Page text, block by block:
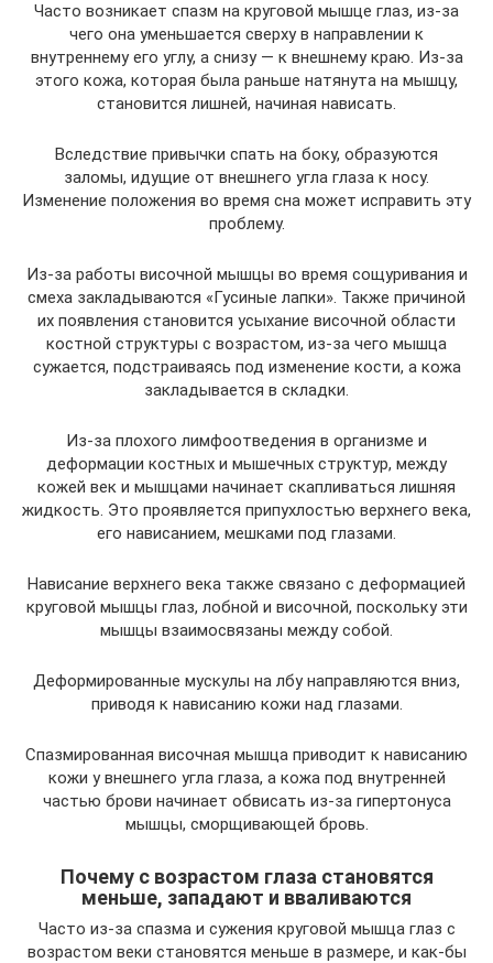
Часто возникает спазм на круговой мышце глаз, из-за
чего она уменьшается сверху в направлении к
внутреннему его углу, а снизу — к внешнему краю. Из-за
этого кожа, которая была раньше натянута на мышцу,
становится лишней, начиная нависать.
Вследствие привычки спать на боку, образуются
заломы, идущие от внешнего угла глаза к носу.
Изменение положения во время сна может исправить эту
проблему.
Из-за работы височной мышцы во время сощуривания и
смеха закладываются «Гусиные лапки». Также причиной
их появления становится усыхание височной области
костной структуры с возрастом, из-за чего мышца
сужается, подстраиваясь под изменение кости, а кожа
закладывается в складки.
Из-за плохого лимфоотведения в организме и
деформации костных и мышечных структур, между
кожей век и мышцами начинает скапливаться лишняя
жидкость. Это проявляется припухлостью верхнего века,
его нависанием, мешками под глазами.
Нависание верхнего века также связано с деформацией
круговой мышцы глаз, лобной и височной, поскольку эти
мышцы взаимосвязаны между собой.
Деформированные мускулы на лбу направляются вниз,
приводя к нависанию кожи над глазами.
Спазмированная височная мышца приводит к нависанию
кожи у внешнего угла глаза, а кожа под внутренней
частью брови начинает обвисать из-за гипертонуса
мышцы, сморщивающей бровь.
Почему с возрастом глаза становятся
меньше, западают и вваливаются
Часто из-за спазма и сужения круговой мышца глаз с
возрастом веки становятся меньше в размере, и как-бы